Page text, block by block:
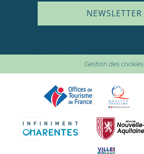
NEWSLETTER
Gestion des cookies